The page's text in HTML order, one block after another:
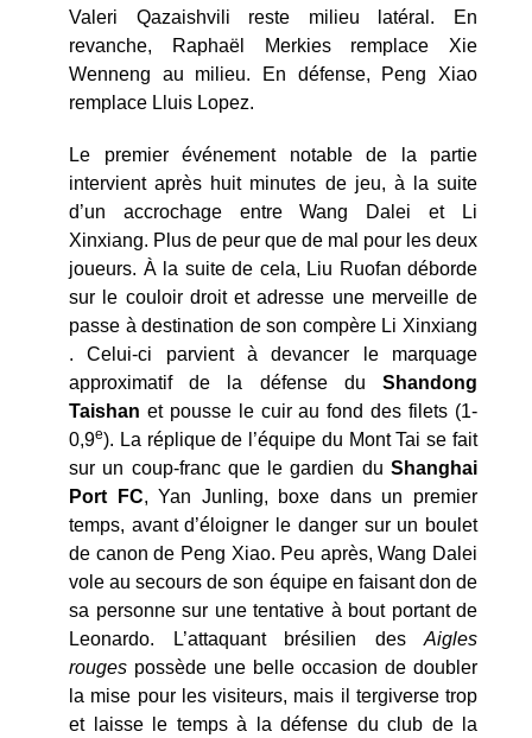
Valeri Qazaishvili reste milieu latéral. En
revanche, Raphaël Merkies remplace Xie
Wenneng au milieu. En défense, Peng Xiao
remplace Lluis Lopez.
Le premier événement notable de la partie
intervient après huit minutes de jeu, à la suite
d’un accrochage entre Wang Dalei et Li
Xinxiang. Plus de peur que de mal pour les deux
joueurs. À la suite de cela, Liu Ruofan déborde
sur le couloir droit et adresse une merveille de
passe à destination de son compère Li Xinxiang
. Celui-ci parvient à devancer le marquage
approximatif de la défense du Shandong
Taishan et pousse le cuir au fond des filets (1-
0,9e). La réplique de l’équipe du Mont Tai se fait
sur un coup-franc que le gardien du Shanghai
Port FC, Yan Junling, boxe dans un premier
temps, avant d’éloigner le danger sur un boulet
de canon de Peng Xiao. Peu après, Wang Dalei
vole au secours de son équipe en faisant don de
sa personne sur une tentative à bout portant de
Leonardo. L’attaquant brésilien des Aigles
rouges possède une belle occasion de doubler
la mise pour les visiteurs, mais il tergiverse trop
et laisse le temps à la défense du club de la